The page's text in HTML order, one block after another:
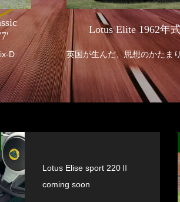
Lotus Elite 1962年
英国が生んだ、思想のかたまり
Lotus Elise sport 220Ⅱ
coming soon